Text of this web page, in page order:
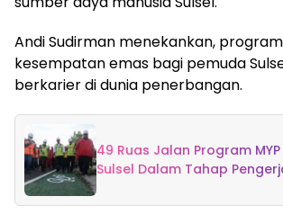
Andi Sudirman menekankan,
kesempatan emas bagi pemuda
berkarier di dunia penerbangan.
49 Ruas Jalan Program
Sulsel Dalam Tahap